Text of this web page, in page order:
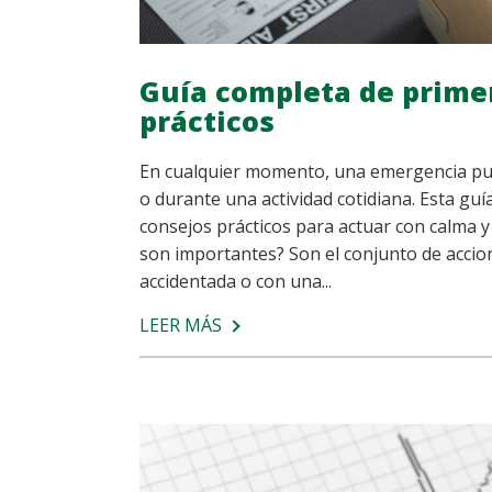
Guía completa de
prácticos
En cualquier momento, una emergencia
o durante una actividad cotidiana. Esta
consejos prácticos para actuar con calma
son importantes? Son el conjunto de
accidentada o con una...
LEER MÁS SOBRE
GUÍA
AUXILIOS: